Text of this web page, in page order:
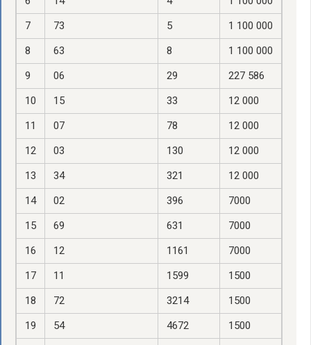
7
73 5
1 100 000
8
63 8
1 100 000
9
06 29
227 586
10
15 33
12 000
11
07 78
12 000
12
03 130
12 000
13
34 321
12 000
14
02 396
7000
15
69 631
7000
16
12 1161
7000
17
11 1599
1500
18
72 3214
1500
19
54 4672
1500